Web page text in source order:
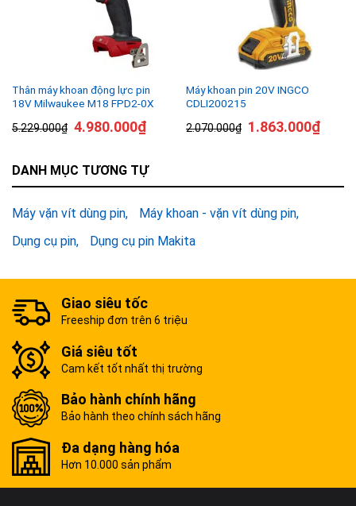
Thân máy khoan động lực pin
18V Milwaukee M18 FPD2-0X
5.229.000₫ 4.980.000₫
Máy khoan pin 20V INGCO
CDLI200215
2.070.000₫ 1.863.000₫
DANH MỤC TƯƠNG TỰ
Máy vặn vít dùng pin
Máy khoan - vặn vít dùng pin
Dụng cụ pin
Dụng cụ pin Makita
Giao siêu tốc
Freeship đơn trên 6 triệu
Giá siêu tốt
Cam kết tốt nhất thị trường
Bảo hành chính hãng
Bảo hành theo chính sách hãng
Đa dạng hàng hóa
Hơn 10.000 sản phẩm